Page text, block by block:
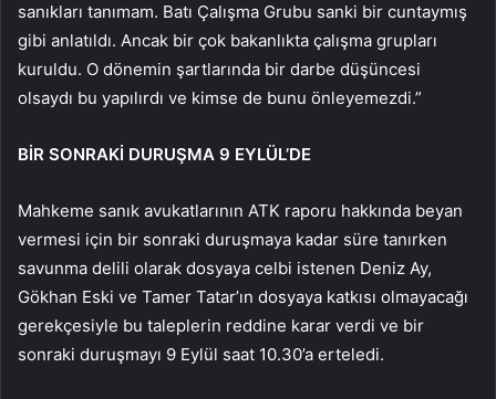
sanıkları tanımam. Batı Çalışma Grubu sanki bir cuntaymış
gibi anlatıldı. Ancak bir çok bakanlıkta çalışma grupları
kuruldu. O dönemin şartlarında bir darbe düşüncesi
olsaydı bu yapılırdı ve kimse de bunu önleyemezdi.”
BİR SONRAKİ DURUŞMA 9 EYLÜL’DE
Mahkeme sanık avukatlarının ATK raporu hakkında beyan
vermesi için bir sonraki duruşmaya kadar süre tanırken
savunma delili olarak dosyaya celbi istenen Deniz Ay,
Gökhan Eski ve Tamer Tatar’ın dosyaya katkısı olmayacağı
gerekçesiyle bu taleplerin reddine karar verdi ve bir
sonraki duruşmayı 9 Eylül saat 10.30’a erteledi.